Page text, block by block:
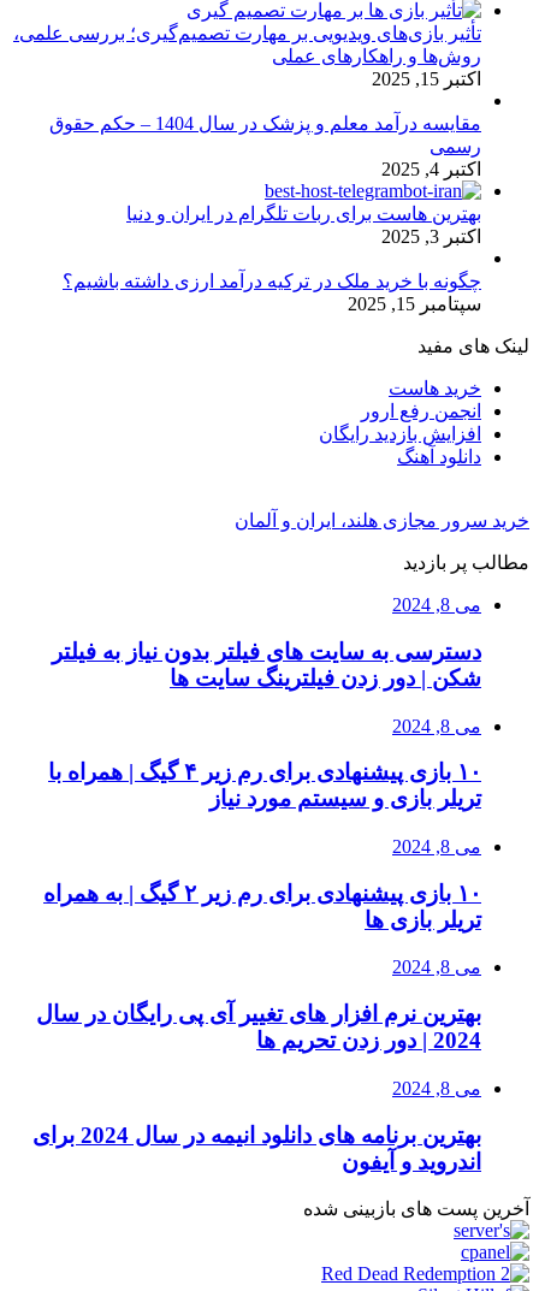
تأثیر بازی‌های ویدیویی بر مهارت تصمیم‌گیری؛ بررسی علمی،
روش‌ها و راهکارهای عملی
اکتبر 15, 2025
مقایسه درآمد معلم و پزشک در سال 1404 – حکم حقوق
رسمی
اکتبر 4, 2025
بهترین هاست برای ربات تلگرام در ایران و دنیا
اکتبر 3, 2025
چگونه با خرید ملک در ترکیه درآمد ارزی داشته باشیم؟
سپتامبر 15, 2025
لینک های مفید
خرید هاست
انجمن رفع ارور
افزایش بازدید رایگان
دانلود آهنگ
خرید سرور مجازی هلند، ایران و آلمان
مطالب پر بازدید
می 8, 2024
دسترسی به سایت های فیلتر بدون نیاز به فیلتر
شکن | دور زدن فیلترینگ سایت ها
می 8, 2024
۱۰ بازی پیشنهادی برای رم زیر ۴ گیگ | همراه با
تریلر بازی و سیستم مورد نیاز
می 8, 2024
۱۰ بازی پیشنهادی برای رم زیر ۲ گیگ | به همراه
تریلر بازی ها
می 8, 2024
بهترین نرم افزار های تغییر آی پی رایگان در سال
2024 | دور زدن تحریم ها
می 8, 2024
بهترین برنامه های دانلود انیمه در سال 2024 برای
اندروید و آیفون
آخرین پست های بازبینی شده